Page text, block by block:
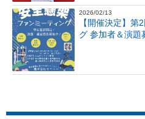
2026/02/13
【開催決定】第
グ 参加者＆演題